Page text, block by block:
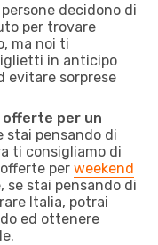
decidono di
per trovare
ma noi ti
in anticipo
evitare sorprese
per un
stai pensando di
ti consigliamo di
per weekend
se stai pensando di
Italia, potrai
ed ottenere